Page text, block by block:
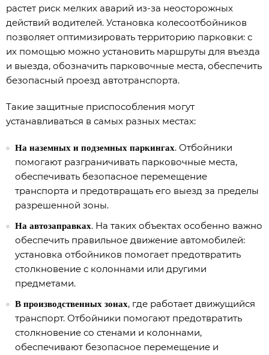
растет риск мелких аварий из-за неосторожных
действий водителей. Установка колесоотбойников
позволяет оптимизировать территорию парковки: с
их помощью можно установить маршруты для въезда
и выезда, обозначить парковочные места, обеспечить
безопасный проезд автотранспорта.
Такие защитные приспособления могут
устанавливаться в самых разных местах:
На наземных и подземных паркингах. Отбойники
помогают разграничивать парковочные места,
обеспечивать безопасное перемещение
транспорта и предотвращать его выезд за пределы
разрешенной зоны.
На автозаправках. На таких объектах особенно важно
обеспечить правильное движение автомобилей:
установка отбойников помогает предотвратить
столкновение с колоннами или другими
предметами.
В производственных зонах, где работает движущийся
транспорт. Отбойники помогают предотвратить
столкновение со стенами и колоннами,
обеспечивают безопасное перемещение и